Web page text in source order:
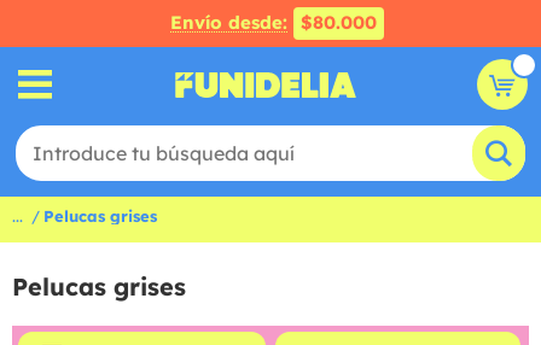
Envío desde: $80.000
... Pelucas grises
Pelucas grises